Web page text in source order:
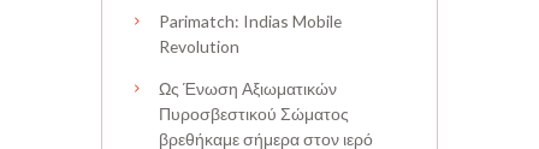
Parimatch: Indias Mobile
Revolution
Ως Ένωση Αξιωματικών
Πυροσβεστικού Σώματος
βρεθήκαμε σήμερα στον ιερό